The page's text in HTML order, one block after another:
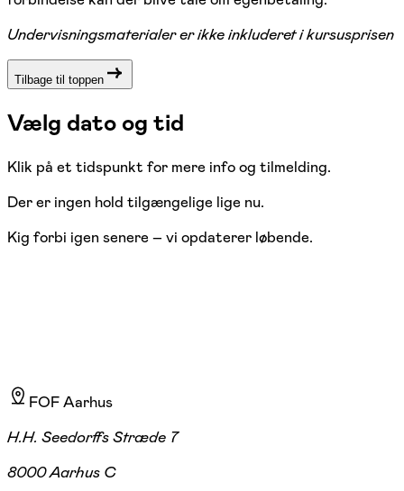
Undervisningsmaterialer er ikke inkluderet i kursusprisen
Tilbage til toppen
Vælg dato og tid
Klik på et tidspunkt for mere info og tilmelding.
Der er ingen hold tilgængelige lige nu.
Kig forbi igen senere – vi opdaterer løbende.
FOF Aarhus
H.H. Seedorffs Stræde 7
8000 Aarhus C